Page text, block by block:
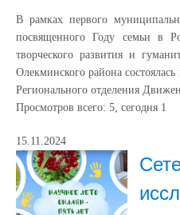
В рамках первого
посвященного Году семьи в
творческого развития и
Олекминского района
Регионального отделения
Просмотров всего: 5, сегодня 1
15.11.2024